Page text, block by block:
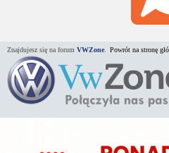
Znajdujesz się na forum VWZone Powrót na stronę